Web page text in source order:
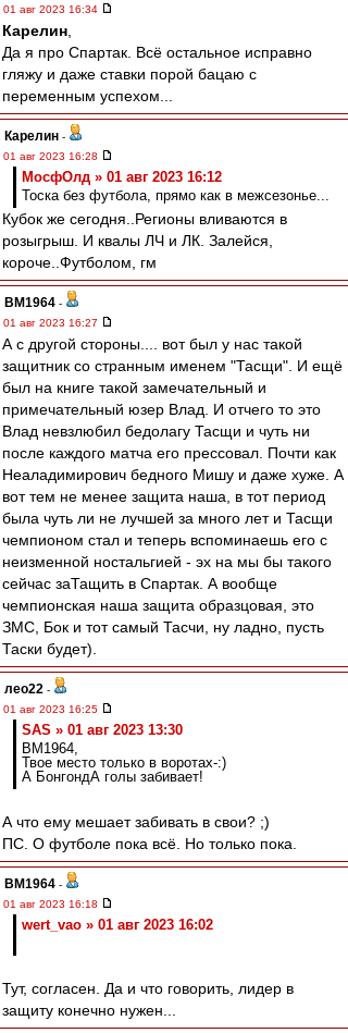
01 авг 2023 16:34
Карелин
Да я про Спартак. Всё остальное исправно
гляжу и даже ставки порой бацаю с
переменным успехом...
Карелин -
01 авг 2023 16:28
МосфОлд » 01 авг 2023 16:12
Тоска без футбола, прямо как в межсезонье...
Кубок же сегодня..Регионы вливаются в
розыгрыш. И квалы ЛЧ и ЛК. Залейся,
короче..Футболом, гм
BM1964 -
01 авг 2023 16:27
А с другой стороны.... вот был у нас такой
защитник со странным именем "Тасщи". И ещё
был на книге такой замечательный и
примечательный юзер Влад. И отчего то это
Влад невзлюбил бедолагу Тасщи и чуть ни
после каждого матча его прессовал. Почти как
Неаладимирович бедного Мишу и даже хуже. А
вот тем не менее защита наша, в тот период
была чуть ли не лучшей за много лет и Тасщи
чемпионом стал и теперь вспоминаешь его с
неизменной ностальгией - эх на мы бы такого
сейчас заТащить в Спартак. А вообще
чемпионская наша защита образцовая, это
ЗМС, Бок и тот самый Тасчи, ну ладно, пусть
Таски будет).
лео22 -
01 авг 2023 16:25
SAS » 01 авг 2023 13:30
BM1964,
Твое место только в воротах-:)
А БонгондА голы забивает!
А что ему мешает забивать в свои? ;)
ПС. О футболе пока всё. Но только пока.
BM1964 -
01 авг 2023 16:18
wert_vao » 01 авг 2023 16:02
Тут, согласен. Да и что говорить, лидер в
защиту конечно нужен...